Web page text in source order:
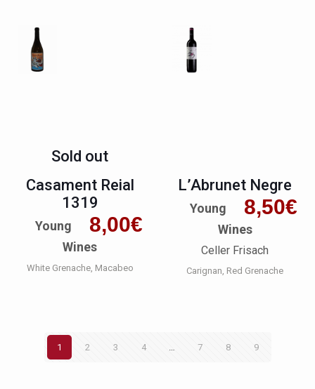
Sold out
Casament Reial
1319
8,00€
Young
Wines
White Grenache Macabeo
L’Abrunet Negre
8,50€
Young
Wines
Celler Frisach
Carignan Red Grenache
1 2 3 4 … 7 8 9